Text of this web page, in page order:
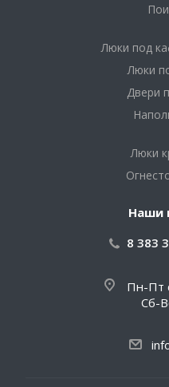
Люки под
Люки
Двери
Люки
Наши
8 383
Пн-Пт
Сб-